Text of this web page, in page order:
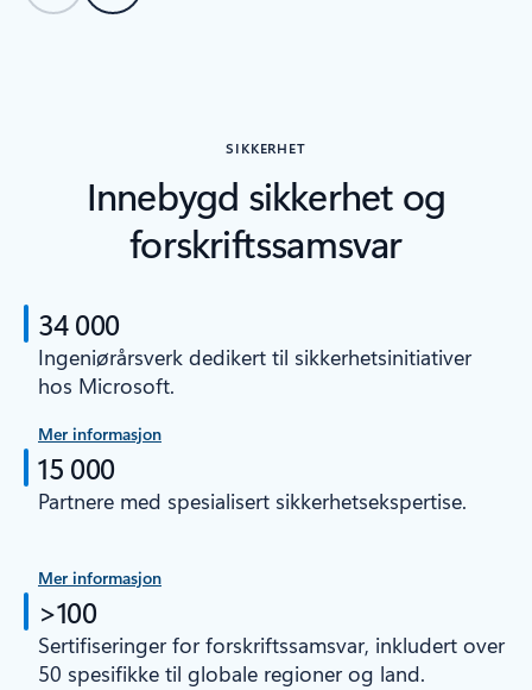
SIKKERHET
Innebygd sikkerhet og
forskriftssamsvar
34 000
Ingeniørårsverk dedikert til sikkerhetsinitiativer
hos Microsoft.
Mer informasjon
15 000
Partnere med spesialisert sikkerhetsekspertise.
Mer informasjon
>100
Sertifiseringer for forskriftssamsvar, inkludert over
50 spesifikke til globale regioner og land.